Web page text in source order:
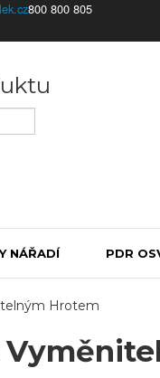
800 800 805
NÁŘADÍ PDR
Hrotem